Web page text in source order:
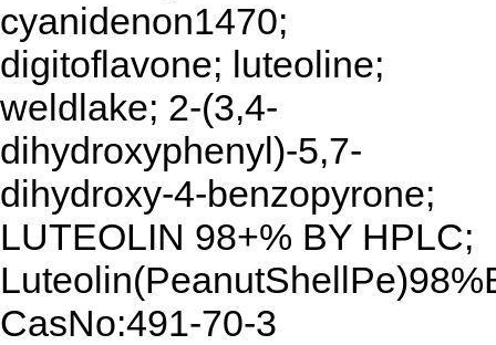
cyanidenon1470;
digitoflavone; luteoline;
weldlake; 2-(3,4-
dihydroxyphenyl)-5,7-
dihydroxy-4-benzopyrone;
LUTEOLIN 98+% BY HPLC;
CasNo:491-70-3